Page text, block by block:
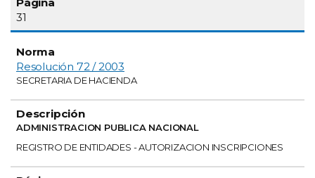
31
Resolución 72 / 2003
SECRETARIA DE HACIENDA
ADMINISTRACION PUBLICA NACIONAL
REGISTRO DE ENTIDADES - AUTORIZACION INSCRIPCIONES